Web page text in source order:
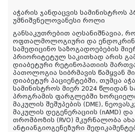
აჭარის ჯანდაცვის სამინისტროს
უმნიშვნელოვანესი როლი
განსაკუთრებით აღსანიშნავია,
ოფთალმოლოგიური და
სამედიცინო საზოგადოებების
პრიორიტეტულ საკითხად არის
დიაბეტური რეტინოპათიის
პათოლოგია სიბრმავის წამყვან
დიაბეტურ პაციენტებში, თუმცა
სამინისტროს მიერ 2024 წლიდან
პროგრამის ფარგლებში
მაკულის შეშუპების (DME),
მაკულის დეგენერაციის (nAMD) და
თრომბოზის (RVO) მკურნალობა
ანტიანგიოგენეზური